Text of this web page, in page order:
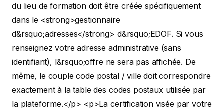
du lieu de formation doit être créée spécifiquement
dans le <strong>gestionnaire
d&rsquo;adresses</strong> d&rsquo;EDOF. Si vous
renseignez votre adresse administrative (sans
identifiant), l&rsquo;offre ne sera pas affichée. De
même, le couple code postal / ville doit correspondre
exactement à la table des codes postaux utilisée par
la plateforme.</p> <p>La certification visée par votre